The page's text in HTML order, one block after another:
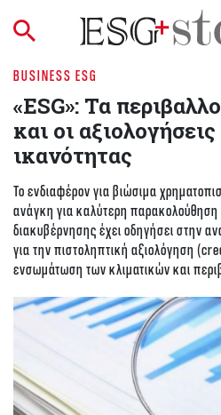
BUSINESS ESG
«ESG»: Τα
και οι
ικανότητας
Το ενδιαφέρον για βιώσιμα
ανάγκη για καλύτερη παρακολούθηση
διακυβέρνησης έχει οδηγήσει στην
για την πιστοληπτική αξιολόγηση
ενσωμάτωση των κλιματικών και